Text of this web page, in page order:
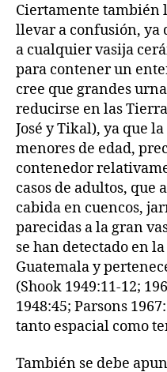
Ciertamente también
llevar a confusión, ya
a cualquier vasija
para contener un
cree que grandes
reducirse en las
José y Tikal), ya que
menores de edad,
contenedor
casos de adultos, que
cabida en cuencos,
parecidas a la gran
se han detectado en
Guatemala y
(Shook 1949:11-12;
1948:45; Parsons
tanto espacial como
También se debe